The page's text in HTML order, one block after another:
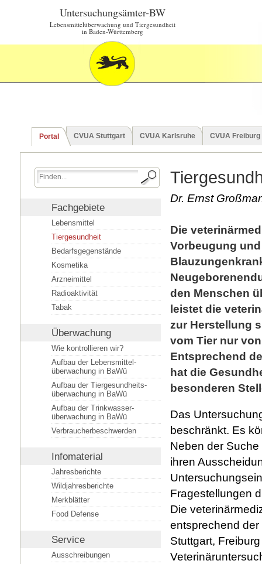
Untersuchungsämter-BW
Lebensmittelüberwachung und Tiergesundheit
in Baden-Württemberg
Portal CVUA Stuttgart CVUA Karlsruhe CVUA Freiburg
Fachgebiete
Lebensmittel
Tiergesundheit
Bedarfsgegenstände
Kosmetika
Arzneimittel
Radioaktivität
Tabak
Überwachung
Wie kontrollieren wir?
Aufbau der Lebensmittel­
überwachung in BaWü
Aufbau der Tiergesundheits­
überwachung in BaWü
Aufbau der Trinkwasser­
überwachung in BaWü
Verbraucherbeschwerden
Infomaterial
Jahresberichte
Wildjahresberichte
Merkblätter
Food Defense
Service
Ausschreibungen
Dr. Ernst
Die
Vorbeugung
den Menschen
leistet die
zur Herstellung
vom Tier nur
Entsprechend
hat die
besonderen
Das
beschränkt. Es
Neben der
ihren
Fragestellungen
Die
entsprechend
Stuttgart,